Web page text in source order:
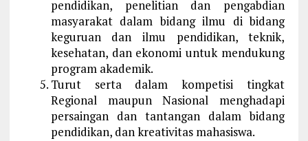
pendidikan, penelitian dan pengabdian
masyarakat dalam bidang ilmu di bidang
keguruan dan ilmu pendidikan, teknik,
kesehatan, dan ekonomi untuk mendukung
program akademik.
Turut serta dalam kompetisi tingkat
Regional maupun Nasional menghadapi
persaingan dan tantangan dalam bidang
pendidikan, dan kreativitas mahasiswa.